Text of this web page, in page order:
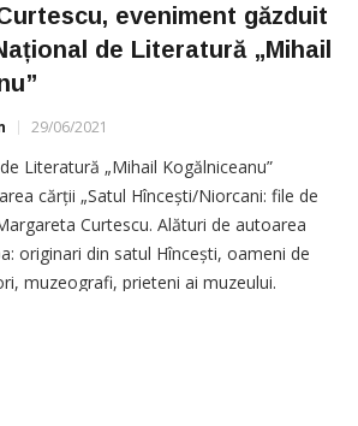
eveniment găzduit
de Literatură „Mihail
29/06/2021
Literatură „Mihail Kogălniceanu”
cărții „Satul Hîncești/Niorcani: file de
Curtescu. Alături de autoarea
originari din satul Hîncești, oameni de
muzeografi, prieteni ai muzeului.